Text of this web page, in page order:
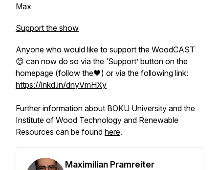
Max
Support the show
Anyone who would like to support the WoodCAST
😊 can now do so via the ‘Support’ button on the
homepage (follow the🖤) or via the following link:
https://lnkd.in/dnyVmHXy
Further information about BOKU University and the
Institute of Wood Technology and Renewable
Resources can be found here.
Maximilian Pramreiter